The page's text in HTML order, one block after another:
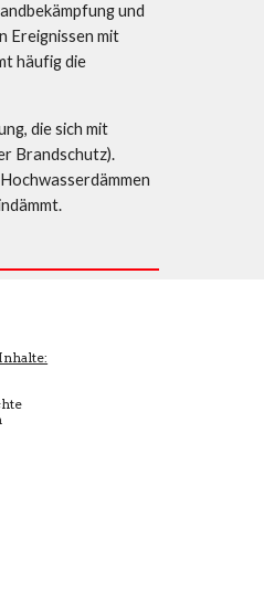
und
Ereignissen mit
häufig die
die sich mit
Brandschutz).